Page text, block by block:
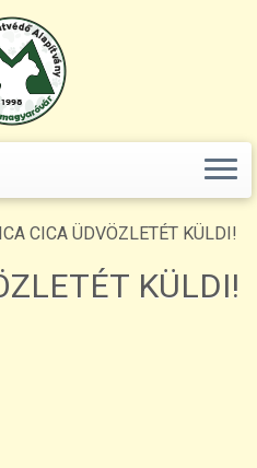
ICA CICA ÜDVÖZLETÉT KÜLDI!
KÜLDI!